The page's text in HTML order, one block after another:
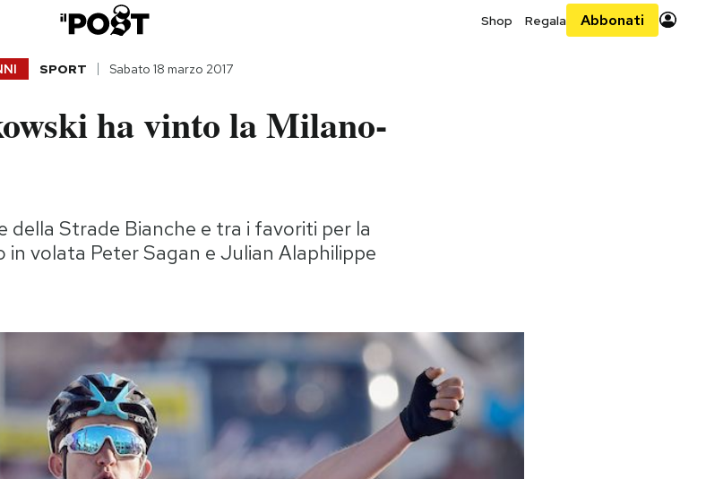
Shop Regala Abbonati
SPORT Sabato 18 marzo 2017
ha vinto la Milano-
della Strade Bianche e tra i favoriti per la
in volata Peter Sagan e Julian Alaphilippe